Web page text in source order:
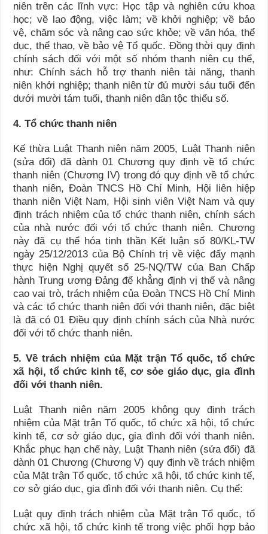
niên trên các lĩnh vực: Học tập và nghiên cứu khoa
học; về lao động, việc làm; về khởi nghiệp; về bảo
vệ, chăm sóc và nâng cao sức khỏe; về văn hóa, thể
dục, thể thao, về bảo vệ Tổ quốc. Đồng thời quy định
chính sách đối với một số nhóm thanh niên cụ thể,
như: Chính sách hỗ trợ thanh niên tài năng, thanh
niên khởi nghiệp; thanh niên từ đủ mười sáu tuối đến
dưới mười tám tuổi, thanh niên dân tộc thiểu số.
4. Tổ chức thanh niên
Kế thừa Luật Thanh niên năm 2005, Luật Thanh niên
(sửa đổi) đã dành 01 Chương quy định về tổ chức
thanh niên (Chương IV) trong đó quy định về tổ chức
thanh niên, Đoàn TNCS Hồ Chí Minh, Hội liên hiệp
thanh niên Việt Nam, Hội sinh viên Việt Nam và quy
định trách nhiệm của tổ chức thanh niên, chính sách
của nhà nước đối với tổ chức thanh niên. Chương
này đã cụ thể hóa tinh thần Kết luận số 80/KL-TW
ngày 25/12/2013 của Bộ Chính trị về việc đẩy mạnh
thực hiện Nghị quyết số 25-NQ/TW của Ban Chấp
hành Trung ương Đảng để khẳng định vị thế và nâng
cao vai trò, trách nhiệm của Đoàn TNCS Hồ Chí Minh
và các tổ chức thanh niên đối với thanh niên, đặc biệt
là đã có 01 Điều quy định chính sách của Nhà nước
đối với tổ chức thanh niên.
5. Về trách nhiệm của Mặt trận Tổ quốc, tổ chức
xã hội, tổ chức kinh tế, cơ sỏe giáo dục, gia đình
đối với thanh niên.
Luật Thanh niên năm 2005 không quy định trách
nhiệm của Mặt trận Tổ quốc, tổ chức xã hội, tổ chức
kinh tế, cơ sở giáo dục, gia đình đối với thanh niên.
Khắc phục hạn chế này, Luật Thanh niên (sửa đổi) đã
dành 01 Chương (Chương V) quy định về trách nhiệm
của Mặt trận Tổ quốc, tổ chức xã hội, tổ chức kinh tế,
cơ sở giáo dục, gia đình đối với thanh niên. Cụ thể:
Luật quy định trách nhiệm của Mặt trận Tổ quốc, tổ
chức xã hội, tổ chức kinh tế trong việc phối hợp bảo